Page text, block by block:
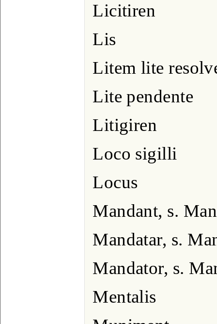
Licitiren
Lis
Litem lite
Lite pendente
Litigiren
Loco sigilli
Locus
Mandant, s.
Mandatar, s.
Mandator, s.
Mentalis